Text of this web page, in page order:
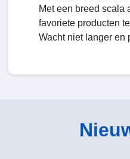
Met een breed scala
favoriete producten
Wacht niet langer en